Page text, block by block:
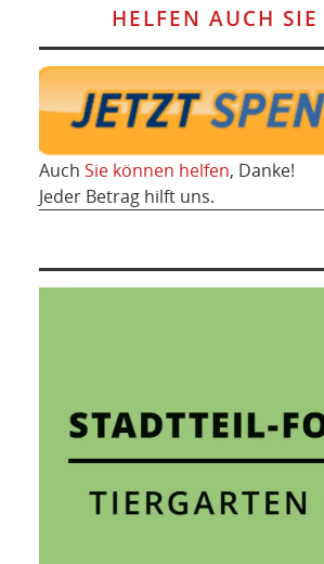
HELFEN AUCH
Auch Sie können helfen, Danke!
Jeder Betrag hilft uns.